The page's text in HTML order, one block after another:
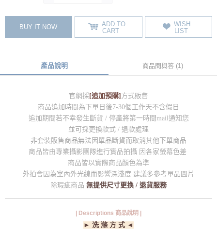
BUY IT NOW
ADD TO
CART
WISH
LIST
產品說明 商品問與答 (1)
官網採 [追加預購] 方式販售
商品追加時間為下單日後7-30個工作天不含假日
追加期間若不幸發生斷貨 / 停產將第一時間mail通知您
並可採更換款式 / 退款處理
非套裝販售商品無法因單品斷貨而取消其他下單商品
商品皆由專業攝影團隊進行實品拍攝 因各家螢幕色差
商品皆以實際商品顏色為準
外拍會因為室內外光線而影響深淺度 建議多參考單品圖片
除瑕疵商品 無提供尺寸更換 / 退貨服務
| Descriptions 商品說明 |
► 洗 滌 方 式 ◄